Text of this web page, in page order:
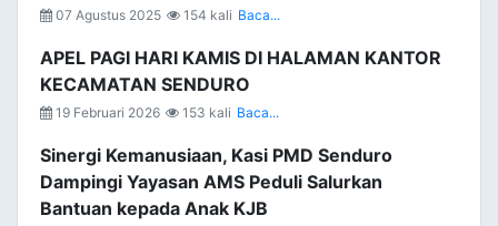
07 Agustus 2025 154 kali Baca...
APEL PAGI HARI KAMIS DI HALAMAN KANTOR
KECAMATAN SENDURO
19 Februari 2026 153 kali Baca...
Sinergi Kemanusiaan, Kasi PMD Senduro
Dampingi Yayasan AMS Peduli Salurkan
Bantuan kepada Anak KJB